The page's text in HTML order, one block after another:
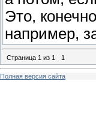
Это,
например,
Страница 1 из 1 1
Полная версия сайта